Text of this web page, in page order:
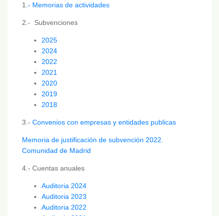
1. - Memorias de actividades
2.- Subvenciones
2025
2024
2022
2021
2020
2019
2018
3.- Convenios con empresas y entidades publicas
Memoria de justificación de subvención 2022.
Comunidad de Madrid
4.- Cuentas anuales
Auditoria 2024
Auditoria 2023
Auditoria 2022